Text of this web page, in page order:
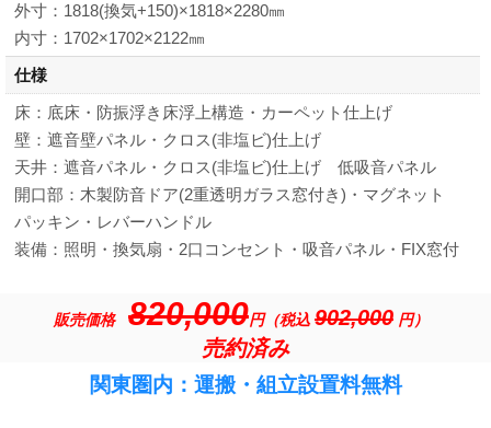
外寸：1818(換気+150)×1818×2280㎜
内寸：1702×1702×2122㎜
仕様
床：底床・防振浮き床浮上構造・カーペット仕上げ
壁：遮音壁パネル・クロス(非塩ビ)仕上げ
天井：遮音パネル・クロス(非塩ビ)仕上げ 低吸音パネル
開口部：木製防音ドア(2重透明ガラス窓付き)・マグネット
パッキン・レバーハンドル
装備：照明・換気扇・2口コンセント・吸音パネル・FIX窓付
販売価格 820,000円（税込 902,000 円）
売約済み
関東圏内：運搬・組立設置料無料